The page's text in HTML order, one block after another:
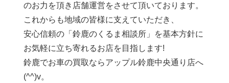
のお力を頂き店舗運営をさせて頂いております。
これからも地域の皆様に支えていただき、
安心信頼の「鈴鹿のくるま相談所」を基本方針に
お気軽に立ち寄れるお店を目指します!
鈴鹿でお車の買取ならアップル鈴鹿中央通り店へ
(^^)v。